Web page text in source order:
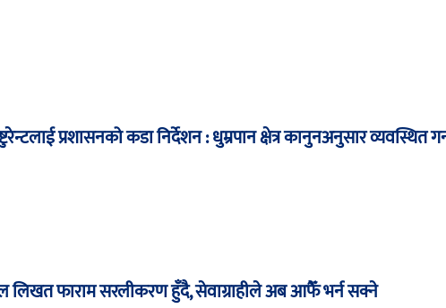
प्रशासनको कडा निर्देशन : धुम्रपान क्षेत्र कानुनअनुसार व्यवस्थित
लिखत फाराम सरलीकरण हुँदै, सेवाग्राहीले अब आफैँ भर्न सक्ने